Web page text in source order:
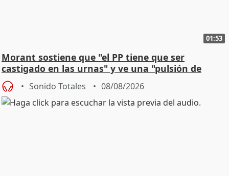
01:53
Morant sostiene que "el PP tiene que ser
castigado en las urnas" y ve una "pulsión de
cambio"
Sonido Totales 08/08/2026